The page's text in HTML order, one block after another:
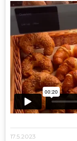
17.5.2023